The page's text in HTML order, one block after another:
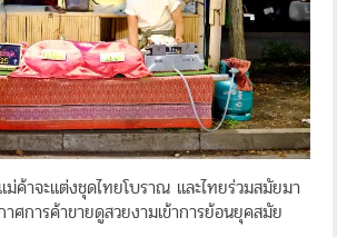
ม่ค้าจะแต่งชุดไทยโบราณ และไทยร่วมสมัยมา
ศการค้าขายดูสวยงามเข้าการย้อนยุคสมัย